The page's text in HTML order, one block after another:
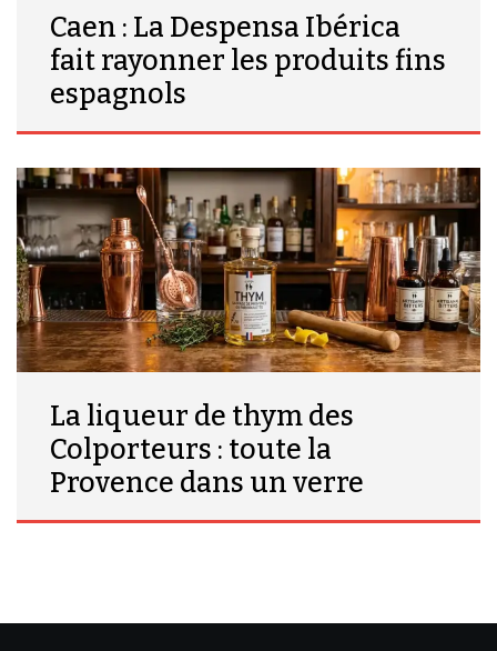
Caen : La Despensa Ibérica
fait rayonner les produits fins
espagnols
La liqueur de thym des
Colporteurs : toute la
Provence dans un verre